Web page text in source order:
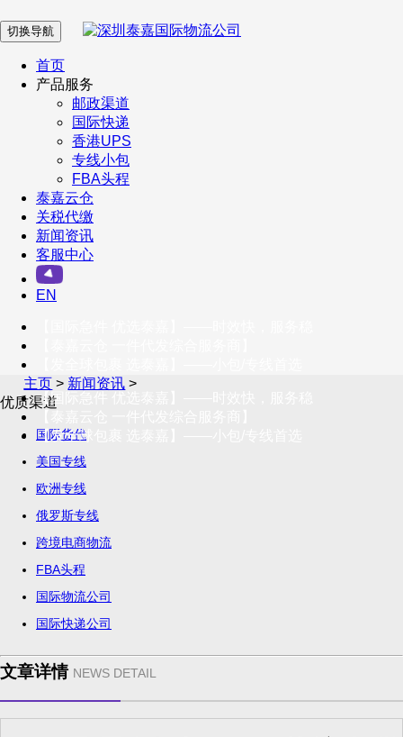
在 线 客 服
企业微信
订阅号
客户服务热线
400-098-5699
联系我们
切换导航
首页
产品服务
邮政渠道
国际快递
香港UPS
专线小包
FBA头程
泰嘉云仓
关税代缴
新闻资讯
客服中心
EN
【国际急件 优选泰嘉】——时效快，服务稳
【发全球包裹 选泰嘉】——小包/专线首选
主页 > 新闻资讯 >
优质渠道
国际货代
美国专线
欧洲专线
俄罗斯专线
跨境电商物流
FBA头程
国际物流公司
国际快递公司
文章详情 NEWS DETAIL